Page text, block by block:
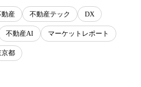
動産 不動産テック DX
不動産AI マーケットレポート
京都